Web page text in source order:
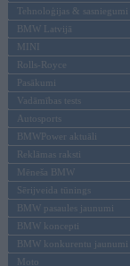
Tehnoloģijas & sasniegumi
BMW Latvijā
MINI
Rolls-Royce
Pasākumi
Vadāmības tests
Autosports
BMWPower aktuāli
Reklāmas raksti
Mēneša BMW
Sērijveida tūnings
BMW pasaules jaunumi
BMW koncepti
BMW konkurentu jaunumi
Moto